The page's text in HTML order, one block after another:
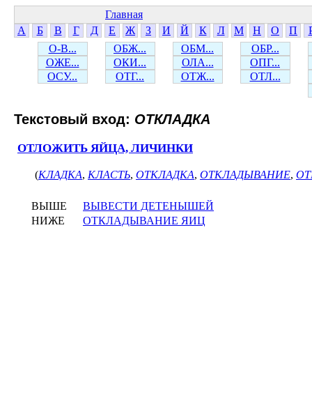
Главная
А
Б В Г Д Е Ж З И Й К Л М Н О П
О-В...
ОБЖ... ОБМ...
ОБР...
ОЖЕ...
ОКИ... ОЛА...
ОПГ...
ОСУ...
ОТГ... ОТЖ... ОТЛ...
Текстовый вход: ОТКЛАДКА
ОТЛОЖИТЬ ЯЙЦА, ЛИЧИНКИ
(КЛАДКА, КЛАСТЬ, ОТКЛАДКА, ОТКЛАДЫВАНИЕ,
ВЫШЕ
ВЫВЕСТИ ДЕТЕНЫШЕЙ
НИЖЕ
ОТКЛАДЫВАНИЕ ЯИЦ